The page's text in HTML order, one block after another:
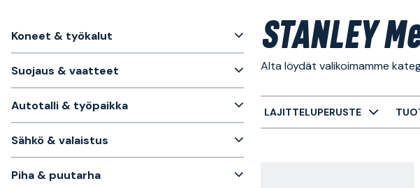
Koneet & työkalut
Suojaus & vaatteet
Autotalli & työpaikka
Sähkö & valaistus
Piha & puutarha
STANLEY
Alta löydät valikoimamme
LAJITTELUPERUSTE